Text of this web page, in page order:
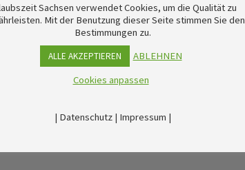
Sachsen verwendet Cookies, um die Qualität zu
Mit der Benutzung dieser Seite stimmen Sie den
Bestimmungen zu.
ALLE AKZEPTIEREN
ABLEHNEN
Cookies anpassen
| Datenschutz| Impressum |